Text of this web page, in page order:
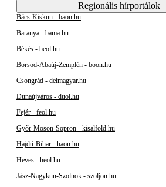
Regionális hírportálok
Bács-Kiskun - baon.hu
Baranya - bama.hu
Békés - beol.hu
Borsod-Abaúj-Zemplén - boon.hu
Csongrád - delmagyar.hu
Dunaújváros - duol.hu
Fejér - feol.hu
Győr-Moson-Sopron - kisalfold.hu
Hajdú-Bihar - haon.hu
Heves - heol.hu
Jász-Nagykun-Szolnok - szoljon.hu